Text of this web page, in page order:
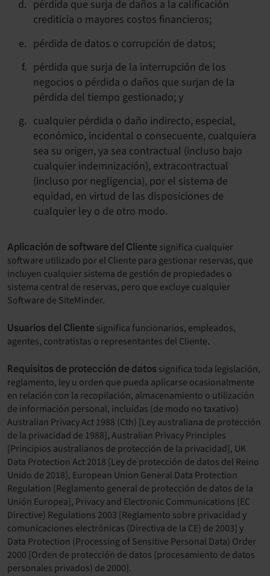
pérdida que surja de daños a la calificación
crediticia o mayores costos financieros;
pérdida de datos o corrupción de datos;
pérdida que surja de la interrupción de los
negocios o pérdida o daños que surjan de la
pérdida del tiempo gestionado; y
cualquier pérdida o daño indirecto, especial,
económico, incidental o consecuente, cualquiera
sea su origen, ya sea contractual (incluso bajo
cualquier indemnización), extracontractual
(incluso por negligencia), por el sistema de
equidad, en virtud de las disposiciones de
cualquier ley o de otro modo.
Aplicación de software del Cliente significa cualquier
software utilizado por el Cliente para gestionar reservas, que
incluyen cualquier sistema de gestión de propiedades o
sistema central de reservas, pero que excluye cualquier
Software de SiteMinder.
Usuarios del Cliente significa funcionarios, empleados,
agentes, contratistas o representantes del Cliente.
Requisitos de protección de datos significa toda legislación,
reglamento, ley u orden que pueda aplicarse ocasionalmente
en relación con la recopilación, almacenamiento o utilización
de información personal, incluidas (de modo no taxativo)
Australian Privacy Act 1988 (Cth) [Ley australiana de protección
de la privacidad de 1988], Australian Privacy Principles
[Principios australianos de protección de la privacidad], UK
Data Protection Act 2018 [Ley de protección de datos del Reino
Unido de 2018], European Union General Data Protection
Regulation [Reglamento general de protección de datos de la
Unión Europea], Privacy and Electronic Communications (EC
Directive) Regulations 2003 [Reglamento sobre privacidad y
comunicaciones electrónicas (Directiva de la CE) de 2003] y
Data Protection (Processing of Sensitive Personal Data) Order
2000 [Orden de protección de datos (procesamiento de datos
personales privados) de 2000].